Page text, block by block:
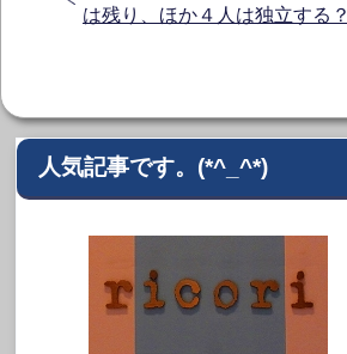
は残り、ほか４人は独立する？
人気記事です。(*^_^*)